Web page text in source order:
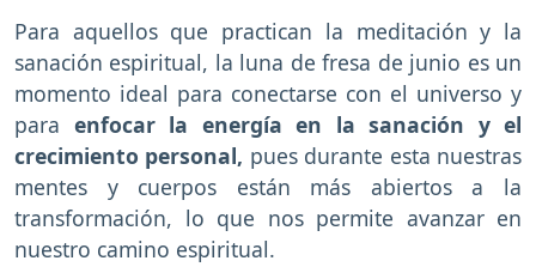
Para aquellos que practican la meditación y la
sanación espiritual, la luna de fresa de junio es un
momento ideal para conectarse con el universo y
para enfocar la energía en la sanación y el
crecimiento personal, pues durante esta nuestras
mentes y cuerpos están más abiertos a la
transformación, lo que nos permite avanzar en
nuestro camino espiritual.